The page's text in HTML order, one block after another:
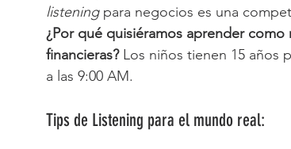
listening para negocios es una
¿Por qué quisiéramos aprender
financieras? Los niños tienen 15 años
a las 9:00 AM.
Tips de Listening para el mundo real: